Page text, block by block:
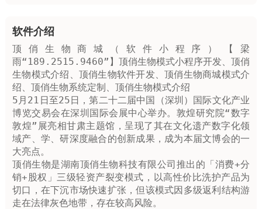
软件介绍
顶俏生物商城（软件小程序）【梁
雨“189.2515.9460”】顶俏生物模式小程序开发、顶俏
生物模式介绍、顶俏生物软件开发、顶俏生物商城模式介
绍、顶俏生物系统定制、顶俏生物模式介绍
5月21日至25日，第二十二届中国（深圳）国际文化产业
博览交易会在深圳国际会展中心举办。敦煌研究院“数字
敦煌”展亮相甘肃主题馆，呈现了其在文化遗产数字化领
域产、学、研深度融合的创新成果，成为本届文博会的一
大亮点。
‌顶俏生物是湖南顶俏生物科技有限公司推出的「消费+分
销+股权」三级轻资产裂变模式‌，以高性价比洗护产品为
切口，在下沉市场快速扩张，但该模式因多级返利结构游
走在法律灰色地带，存在较高风险。